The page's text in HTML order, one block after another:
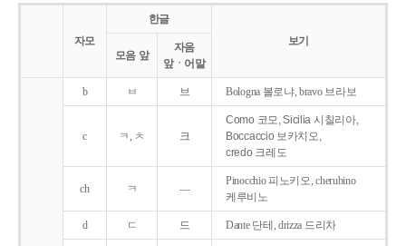
자모
한글
보기
모음 앞
자음
앞ㆍ어말
b ㅂ 브 Bologna 볼로냐, bravo 브라보
c ㅋ, ㅊ 크
Como 코모, Sicilia 시칠리아,
Boccaccio 보카치오,
credo 크레도
ch ㅋ ―
Pinocchio 피노키오, cherubino
케루비노
d ㄷ 드 Dante 단테, drizza 드리차